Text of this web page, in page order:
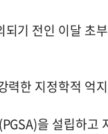
기 전인 이달 초
력한 지정학적 억
을 설립하고